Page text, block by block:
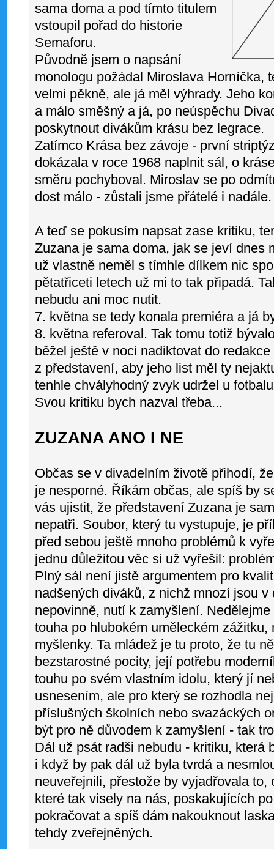
sama doma a pod tímto titulem
vstoupil pořad do historie
Semaforu.
Původně jsem o napsání
monologu požádal Miroslava Horníčka,
velmi pěkně, ale já měl výhrady. Jeho
a málo směšný a já, po neúspěchu
poskytnout divákům krásu bez legrace.
Zatímco Krása bez závoje - první
dokázala v roce 1968 naplnit sál, o
směru pochyboval. Miroslav se po
dost málo - zůstali jsme přátelé i nadále.
A teď se pokusím napsat zase kritiku,
Zuzana je sama doma, jak se jeví dnes
už vlastně neměl s tímhle dílkem nic
pětatřiceti letech už mi to tak připadá.
nebudu ani moc nutit.
7. května se tedy konala premiéra a já
8. května referoval. Tak tomu totiž
běžel ještě v noci nadiktovat do
z představení, aby jeho list měl ty
tenhle chvályhodný zvyk udržel u
Svou kritiku bych nazval třeba...
ZUZANA ANO I NE
Občas se v divadelním životě přihodí,
je nesporné. Říkám občas, ale spíš by
vás ujistit, že představení Zuzana je
nepatři. Soubor, který tu vystupuje, je
před sebou ještě mnoho problémů k
jednu důležitou věc si už vyřešil:
Plný sál není jistě argumentem pro
nadšených diváků, z nichž mnozí jsou v
nepovinně, nutí k zamyšlení.
touha po hlubokém uměleckém zážitku,
myšlenky. Ta mládež je tu proto, že tu
bezstarostné pocity, její potřebu
touhu po svém vlastním idolu, který jí
usnesením, ale pro který se rozhodla
příslušných školních nebo svazáckých
být pro ně důvodem k zamyšlení - tak
Dál už psát radši nebudu - kritiku, která
i když by pak dál už byla tvrdá a
neuveřejnili, přestože by vyjadřovala
které tak visely na nás, poskakujících
pokračovat a spíš dám nakouknout
tehdy zveřejněných.